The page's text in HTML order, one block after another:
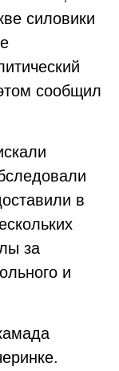
силовики
сообщил
в
за
и